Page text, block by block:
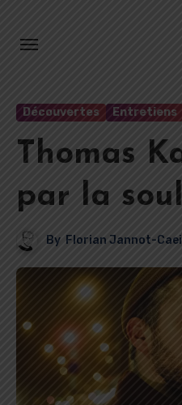
contenu
Découvertes Entretiens
Thomas
par la soul
By Florian Jannot-